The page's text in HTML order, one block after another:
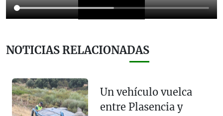
NOTICIAS RELACIONADAS
Un vehículo vuelca
entre Plasencia y